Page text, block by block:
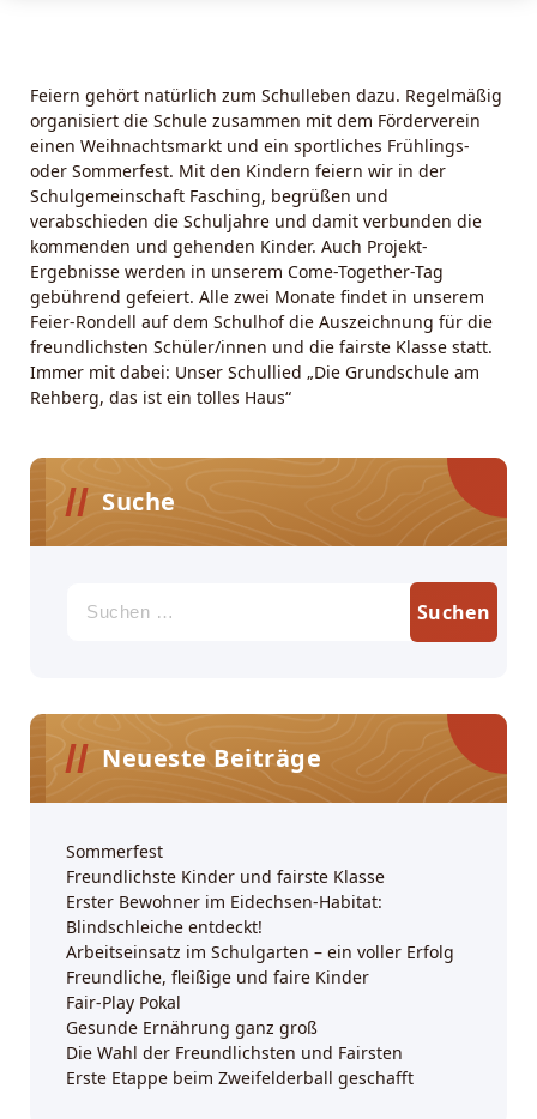
Feiern gehört natürlich zum Schulleben dazu. Regelmäßig
organisiert die Schule zusammen mit dem Förderverein
einen Weihnachtsmarkt und ein sportliches Frühlings-
oder Sommerfest. Mit den Kindern feiern wir in der
Schulgemeinschaft Fasching, begrüßen und
verabschieden die Schuljahre und damit verbunden die
kommenden und gehenden Kinder. Auch Projekt-
Ergebnisse werden in unserem Come-Together-Tag
gebührend gefeiert. Alle zwei Monate findet in unserem
Feier-Rondell auf dem Schulhof die Auszeichnung für die
freundlichsten Schüler/innen und die fairste Klasse statt.
Immer mit dabei: Unser Schullied „Die Grundschule am
Rehberg, das ist ein tolles Haus“
Suche
nach:
Neueste Beiträge
Sommerfest
Freundlichste Kinder und fairste Klasse
Erster Bewohner im Eidechsen-Habitat:
Blindschleiche entdeckt!
Arbeitseinsatz im Schulgarten – ein voller Erfolg
Freundliche, fleißige und faire Kinder
Fair-Play Pokal
Gesunde Ernährung ganz groß
Die Wahl der Freundlichsten und Fairsten
Erste Etappe beim Zweifelderball geschafft